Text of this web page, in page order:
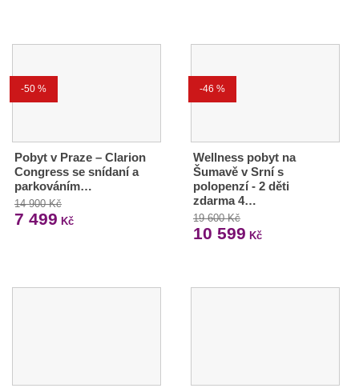
-50 %
Pobyt v Praze – Clarion
Congress se snídaní a
parkováním…
14 900 Kč
7 499 Kč
-46 %
Wellness pobyt na
Šumavě v Srní s
polopenzí - 2 děti
zdarma 4…
19 600 Kč
10 599 Kč